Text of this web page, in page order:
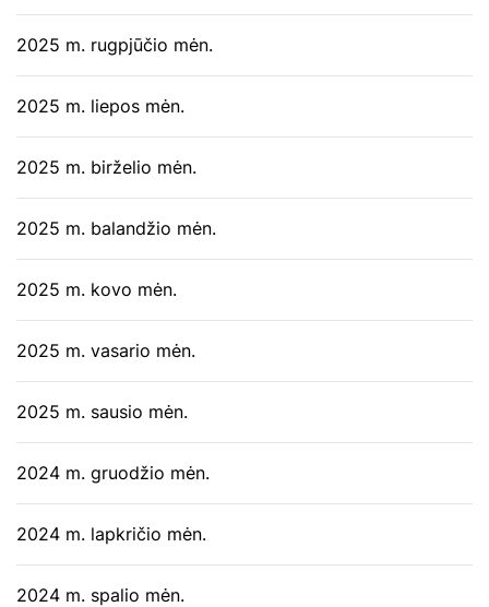
2025 m. rugpjūčio mėn.
2025 m. liepos mėn.
2025 m. birželio mėn.
2025 m. balandžio mėn.
2025 m. kovo mėn.
2025 m. vasario mėn.
2025 m. sausio mėn.
2024 m. gruodžio mėn.
2024 m. lapkričio mėn.
2024 m. spalio mėn.